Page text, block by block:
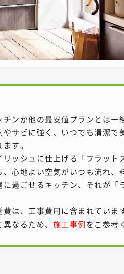
ンが他の最安値プランとは
サビに強く、いつでも清潔
す。
ッシュに仕上げる「フラッ
心地よい空気がいつも流れ、
過ごせるキッチン、それが「
は、工事費用に含まれていま
なるため、 施工事例をご参考